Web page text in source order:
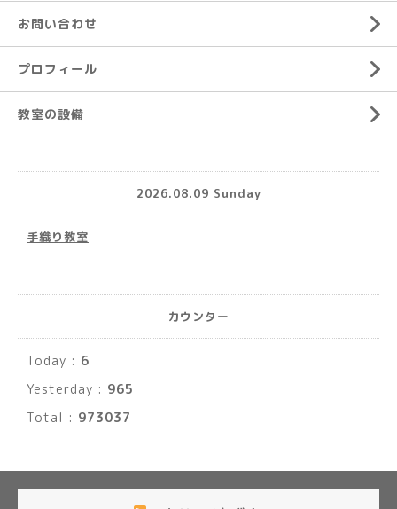
お問い合わせ
プロフィール
教室の設備
2026.08.09 Sunday
手織り教室
カウンター
Today : 6
Yesterday : 965
Total : 973037